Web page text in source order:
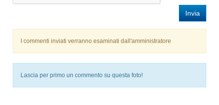
Invia
I commenti inviati verranno esaminati dall'amministratore
Lascia per primo un commento su questa foto!